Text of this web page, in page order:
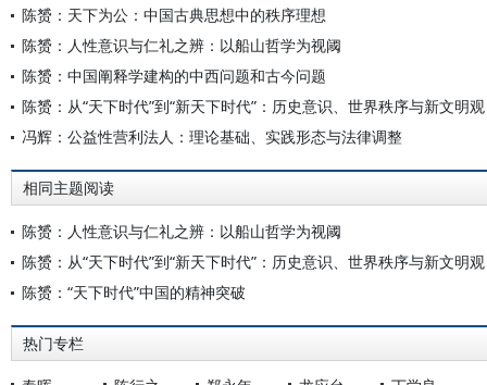
陈赟：天下为公：中国古典思想中的秩序理想
陈赟：人性意识与仁礼之辨：以船山哲学为视阈
陈赟：中国阐释学建构的中西问题和古今问题
陈赟：从“天下时代”到“新天下时代”：历史意识、世界秩序与新文明观
冯辉：公益性营利法人：理论基础、实践形态与法律调整
相同主题阅读
陈赟：人性意识与仁礼之辨：以船山哲学为视阈
陈赟：从“天下时代”到“新天下时代”：历史意识、世界秩序与新文明观
陈赟：“天下时代”中国的精神突破
热门专栏